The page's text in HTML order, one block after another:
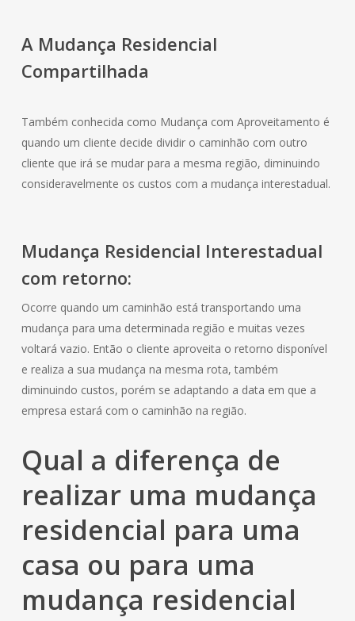
A Mudança Residencial
Compartilhada
Também conhecida como Mudança com Aproveitamento é
quando um cliente decide dividir o caminhão com outro
cliente que irá se mudar para a mesma região, diminuindo
consideravelmente os custos com a mudança interestadual.
Mudança Residencial Interestadual
com retorno:
Ocorre quando um caminhão está transportando uma
mudança para uma determinada região e muitas vezes
voltará vazio. Então o cliente aproveita o retorno disponível
e realiza a sua mudança na mesma rota, também
diminuindo custos, porém se adaptando a data em que a
empresa estará com o caminhão na região.
Qual a diferença de
realizar uma mudança
residencial para uma
casa ou para uma
mudança residencial